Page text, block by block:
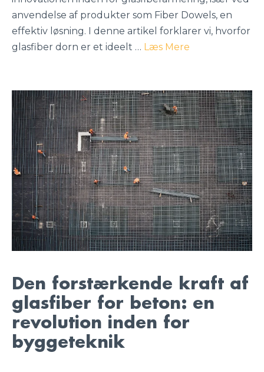
anvendelse af produkter som Fiber Dowels, en
effektiv løsning. I denne artikel forklarer vi, hvorfor
glasfiber dorn er et ideelt … Læs Mere
Den forstærkende kraft af
glasfiber for beton: en
revolution inden for
byggeteknik